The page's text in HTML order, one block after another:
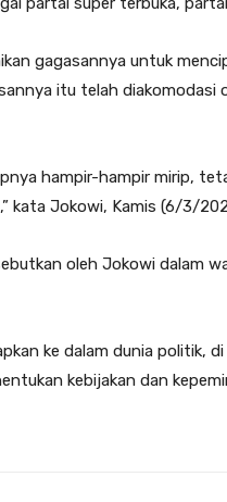
gagasannya untuk
itu telah diakomodasi
hampir-hampir mirip,
kata Jokowi, Kamis (6/3/
oleh Jokowi dalam
ke dalam dunia politik,
kebijakan dan